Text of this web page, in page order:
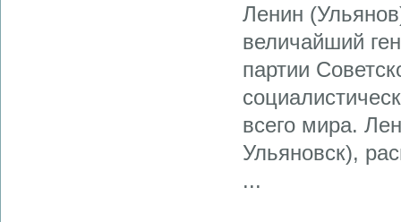
Ленин
величайший
партии
всего мира.
Ульяновск),
...